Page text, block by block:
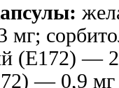
(Е172) —
— 0,9